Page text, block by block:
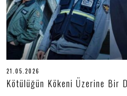
21.05.2026
.
Kötülüğün Kökeni Üzerine Bir